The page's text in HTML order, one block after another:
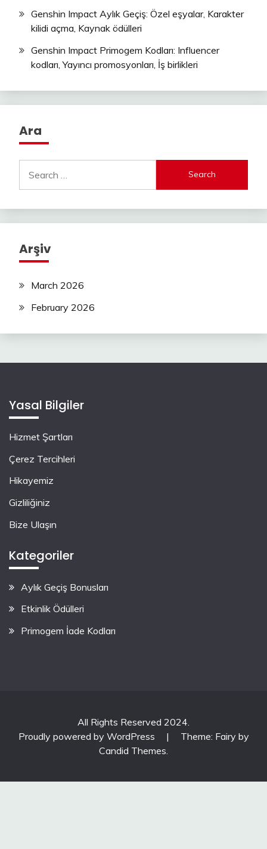
Genshin Impact Aylık Geçiş: Özel eşyalar, Karakter
kilidi açma, Kaynak ödülleri
Genshin Impact Primogem Kodları: Influencer
kodları, Yayıncı promosyonları, İş birlikleri
Ara
for:
Arşiv
March 2026
February 2026
Yasal Bilgiler
Hizmet Şartları
Çerez Tercihleri
Hikayemiz
Gizliliğiniz
Bize Ulaşın
Kategoriler
Aylık Geçiş Bonusları
Etkinlik Ödülleri
Primogem İade Kodları
All Rights Reserved 2024.
Proudly powered by WordPress
|
Theme: Fairy by
Candid Themes.